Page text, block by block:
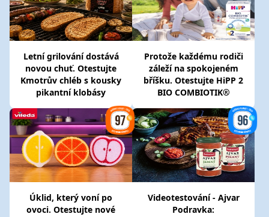
Letní grilování dostává
novou chuť. Otestujte
Kmotrův chléb s kousky
pikantní klobásy
Protože každému rodiči
záleží na spokojeném
bříšku. Otestujte HiPP 2
BIO COMBIOTIK®
Úklid, který voní po
ovoci. Otestujte nové
Videotestování - Ajvar
Podravka: